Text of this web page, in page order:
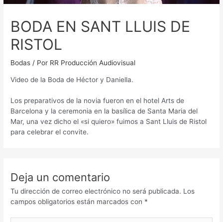
BODA EN SANT LLUIS DE
RISTOL
Bodas / Por RR Producción Audiovisual
Video de la Boda de Héctor y Daniella.
Los preparativos de la novia fueron en el hotel Arts de
Barcelona y la ceremonia en la basílica de Santa Maria del
Mar, una vez dicho el «si quiero» fuimos a Sant Lluis de Ristol
para celebrar el convite.
Deja un comentario
Tu dirección de correo electrónico no será publicada. Los
campos obligatorios están marcados con *